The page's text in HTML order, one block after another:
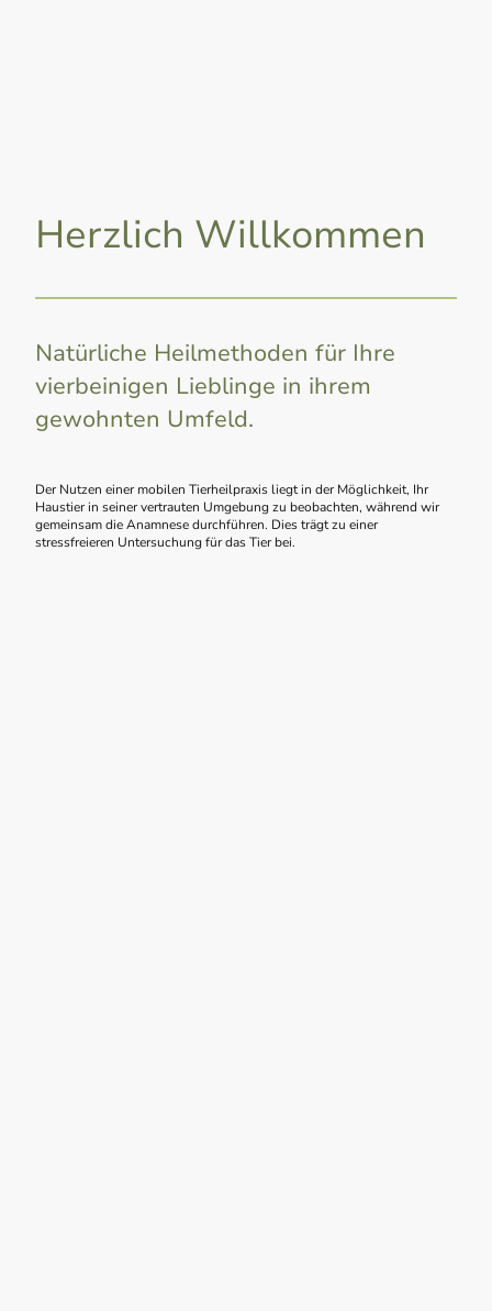
Herzlich Willkommen
Natürliche Heilmethoden für Ihre
vierbeinigen Lieblinge in ihrem
gewohnten Umfeld.
Der Nutzen einer mobilen Tierheilpraxis liegt in der Möglichkeit, Ihr
Haustier in seiner vertrauten Umgebung zu beobachten, während wir
gemeinsam die Anamnese durchführen. Dies trägt zu einer
stressfreieren Untersuchung für das Tier bei.